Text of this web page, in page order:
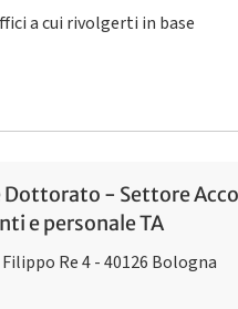
a cui rivolgerti in base
Dottorato - Settore
e personale TA
Re 4 - 40126 Bologna